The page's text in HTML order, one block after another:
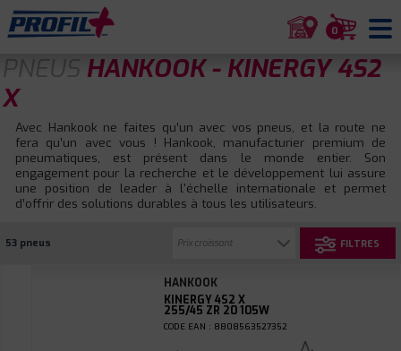
0
PNEUS HANKOOK - KINERGY 4S2
X
Avec Hankook ne faites qu’un avec vos pneus, et la route ne
fera qu’un avec vous ! Hankook, manufacturier premium de
pneumatiques, est présent dans le monde entier. Son
engagement pour la recherche et le développement lui assure
une position de leader à l'échelle internationale et permet
d’offrir des solutions durables à tous les utilisateurs.
53 pneus FILTRES
HANKOOK
KINERGY 4S2 X
255/45 ZR 20 105W
CODE EAN : 8808563527352